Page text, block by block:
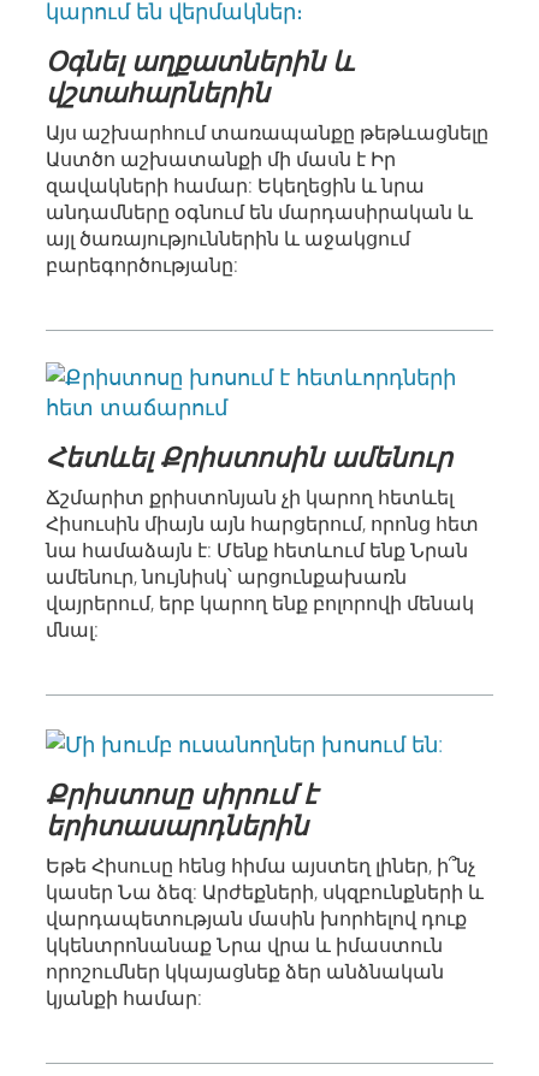
Օգնել աղքատներին և
վշտահարներին
Այս աշխարհում տառապանքը թեթևացնելը
Աստծո աշխատանքի մի մասն է Իր
զավակների համար: Եկեղեցին և նրա
անդամները օգնում են մարդասիրական և
այլ ծառայություններին և աջակցում
բարեգործությանը:
Հետևել Քրիստոսին ամենուր
Ճշմարիտ քրիստոնյան չի կարող հետևել
Հիսուսին միայն այն հարցերում, որոնց հետ
նա համաձայն է: Մենք հետևում ենք Նրան
ամենուր, նույնիսկ՝ արցունքախառն
վայրերում, երբ կարող ենք բոլորովի մենակ
մնալ:
Քրիստոսը սիրում է
երիտասարդներին
Եթե Հիսուսը հենց հիմա այստեղ լիներ, ի՞նչ
կասեր Նա ձեզ: Արժեքների, սկզբունքների և
վարդապետության մասին խորհելով դուք
կկենտրոնանաք Նրա վրա և իմաստուն
որոշումներ կկայացնեք ձեր անձնական
կյանքի համար: